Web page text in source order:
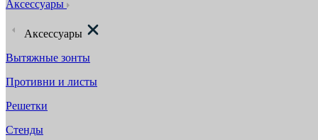
Аксессуары
Аксессуары
Вытяжные зонты
Противни и листы
Решетки
Стенды